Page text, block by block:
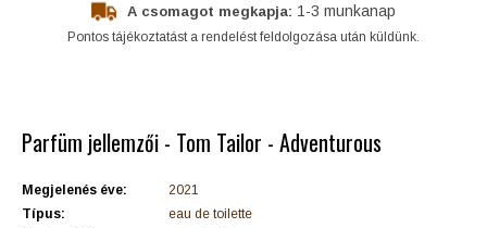
A csomagot megkapja: 1-3 munkanap
Pontos tájékoztatást a rendelést feldolgozása után küldünk.
Parfüm jellemzői - Tom Tailor - Adventurous
Megjelenés éve:
2021
Típus:
eau de toilette